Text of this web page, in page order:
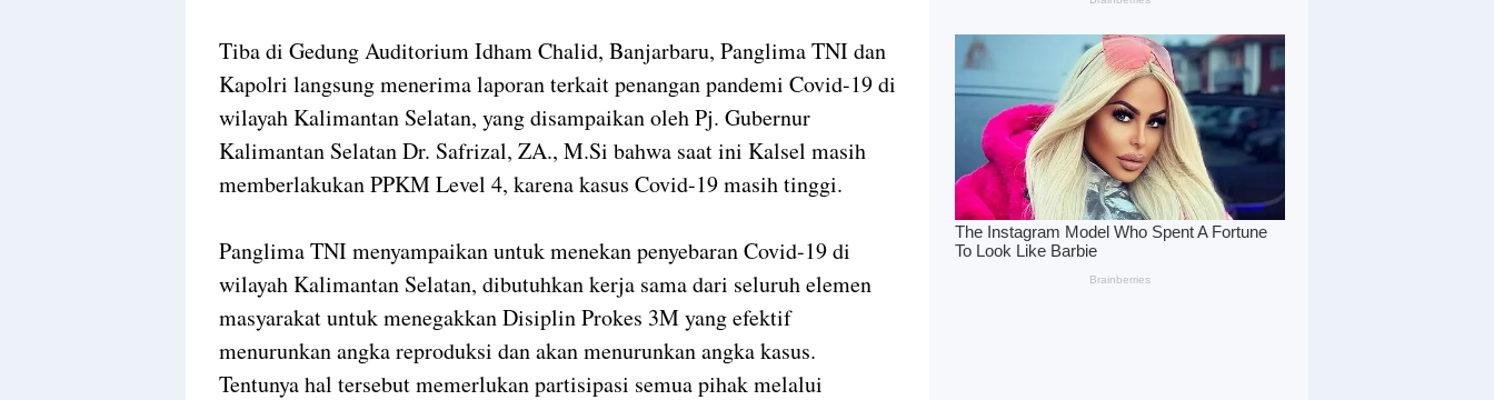
Tiba di Gedung Auditorium Idham Chalid, Banjarbaru, Panglima TNI dan
Kapolri langsung menerima laporan terkait penangan pandemi Covid-19 di
wilayah Kalimantan Selatan, yang disampaikan oleh Pj. Gubernur
Kalimantan Selatan Dr. Safrizal, ZA., M.Si bahwa saat ini Kalsel masih
memberlakukan PPKM Level 4, karena kasus Covid-19 masih tinggi.
Panglima TNI menyampaikan untuk menekan penyebaran Covid-19 di
wilayah Kalimantan Selatan, dibutuhkan kerja sama dari seluruh elemen
masyarakat untuk menegakkan Disiplin Prokes 3M yang efektif
menurunkan angka reproduksi dan akan menurunkan angka kasus.
Tentunya hal tersebut memerlukan partisipasi semua pihak melalui